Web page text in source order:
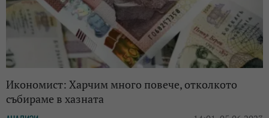
Икономист: Харчим много повече, отколкото
събираме в хазната